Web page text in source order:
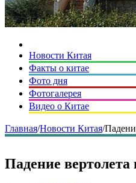
Новости Китая
Факты о китае
Фото дня
Фотогалерея
Видео о Китае
Главная/Новости Китая/
Падение